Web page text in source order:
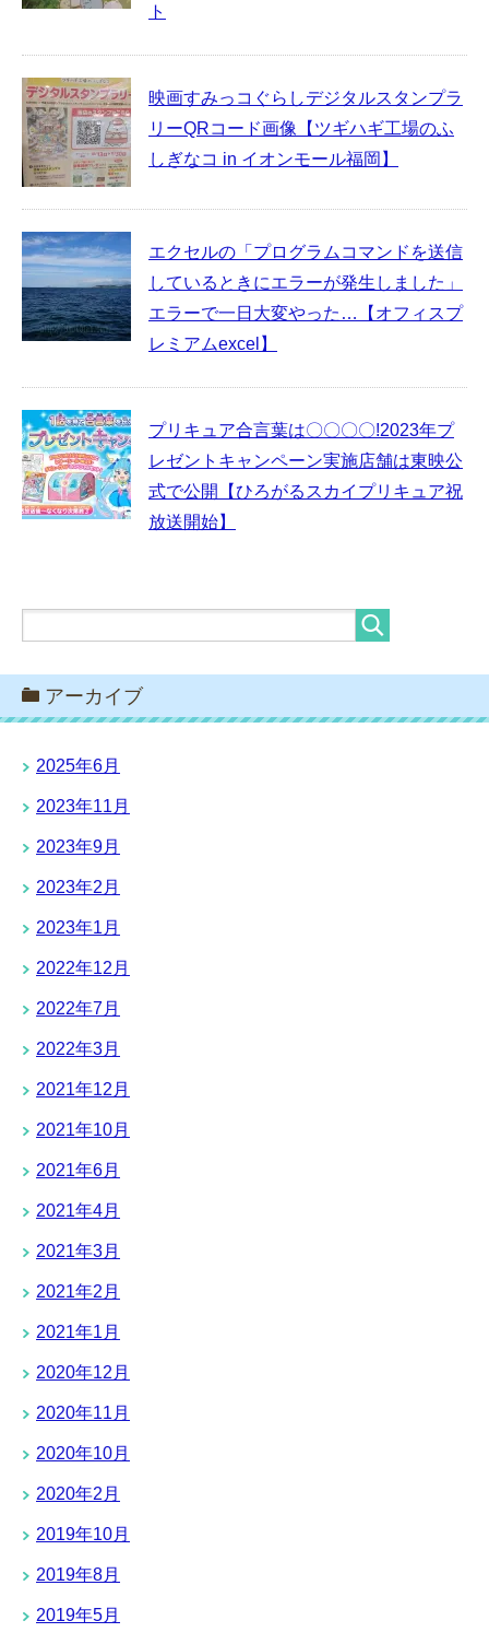
ト
映画すみっコぐらしデジタルスタンプラ
リーQRコード画像【ツギハギ工場のふ
しぎなコ in イオンモール福岡】
エクセルの「プログラムコマンドを送信
しているときにエラーが発生しました」
エラーで一日大変やった…【オフィスプ
レミアムexcel】
プリキュア合言葉は〇〇〇〇!2023年プ
レゼントキャンペーン実施店舗は東映公
式で公開【ひろがるスカイプリキュア祝
放送開始】
アーカイブ
2025年6月
2023年11月
2023年9月
2023年2月
2023年1月
2022年12月
2022年7月
2022年3月
2021年12月
2021年10月
2021年6月
2021年4月
2021年3月
2021年2月
2021年1月
2020年12月
2020年11月
2020年10月
2020年2月
2019年10月
2019年8月
2019年5月